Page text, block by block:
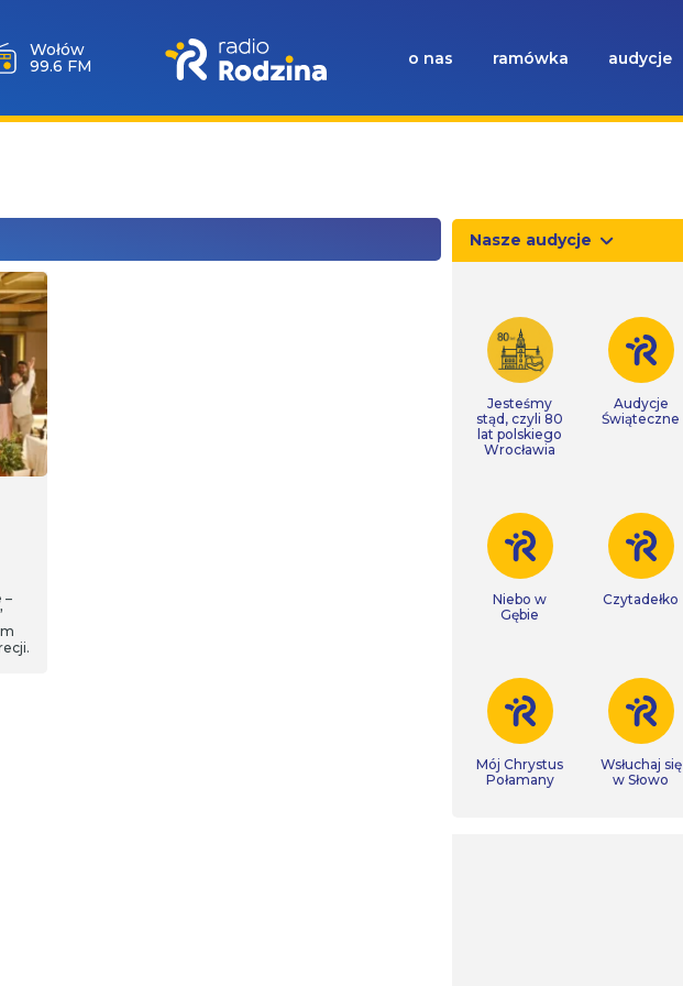
Wołów
99.6 FM
o nas ramówka audycje
–
Nasze audycje
Jesteśmy
stąd, czyli 80
lat polskiego
Wrocławia
Audycje
Świąteczne
Niebo w
Gębie
Czytadełko
Mój Chrystus
Połamany
Wsłuchaj się
w Słowo